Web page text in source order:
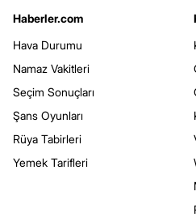
Haberler.com
Hava Durumu
Namaz Vakitleri
Seçim Sonuçları
Şans Oyunları
Rüya Tabirleri
Yemek Tarifleri